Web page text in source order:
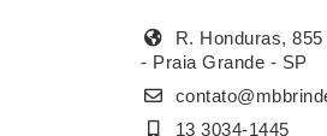
R. Honduras,
- Praia Grande - SP
13 3034-1445